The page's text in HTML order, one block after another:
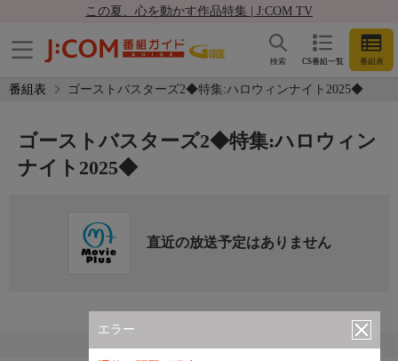
この夏、心を動かす作品特集 | J:COM TV
CS番組一覧 番組表
検索
番組表 ゴーストバスターズ2◆特集:ハロウィンナイト2025◆
エラー
ゴーストバスターズ2◆特集:ハロウィン
ナイト2025◆
直近の放送予定はありません